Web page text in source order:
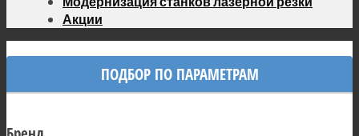
Акции
ПОДБОР ПО ПАРАМЕТРАМ